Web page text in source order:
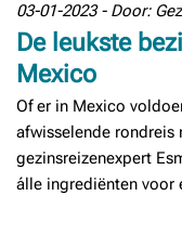
03-01-2023 - Door:
De leukste
Mexico
Of er in Mexico
afwisselende rondreis
gezinsreizenexpert
álle ingrediënten voor